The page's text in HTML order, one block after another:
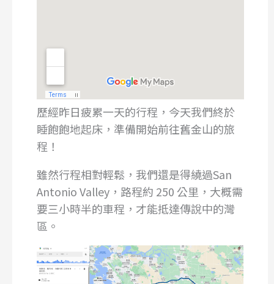
歷經昨日疲累一天的行程，今天我們終於
睡飽飽地起床，準備開始前往舊金山的旅
程！
雖然行程相對輕鬆，我們還是得繞過San
Antonio Valley，路程約 250 公里，大概需
要三小時半的車程，才能抵達傳說中的灣
區。